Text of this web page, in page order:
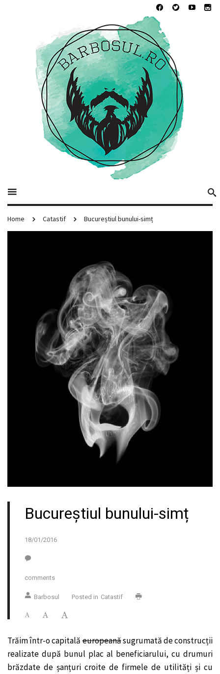
Home Catastif Bucureștiul bunului-simț
Bucureștiul bunului-simț
18/01/2016
comments
Barbosul Posted in Catastif
Trăim într-o capitalăeuropeanăsugrumată de construcții
realizate după bunul plac al beneficiarului, cu drumuri
brăzdate de șanțuri croite de firmele de utilități și cu